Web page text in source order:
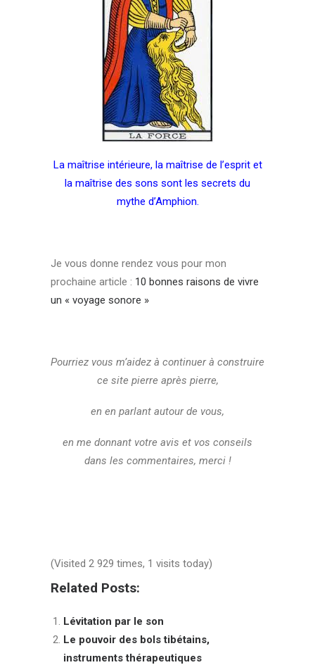
La maîtrise intérieure, la maîtrise de l’esprit et
la maîtrise des sons sont les secrets du
mythe d’Amphion.
Je vous donne rendez vous pour mon
prochaine article : 10 bonnes raisons de vivre
un « voyage sonore »
Pourriez vous m’aidez à continuer à construire
ce site pierre après pierre,
en en parlant autour de vous,
en me donnant votre avis et vos conseils
dans les commentaires, merci !
(Visited 2 929 times, 1 visits today)
Related Posts:
Lévitation par le son
Le pouvoir des bols tibétains,
instruments thérapeutiques